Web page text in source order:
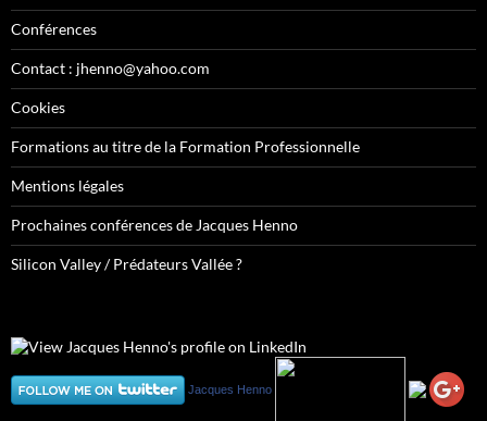
Conférences
Contact : jhenno@yahoo.com
Cookies
Formations au titre de la Formation Professionnelle
Mentions légales
Prochaines conférences de Jacques Henno
Silicon Valley / Prédateurs Vallée ?
Jacques Henno